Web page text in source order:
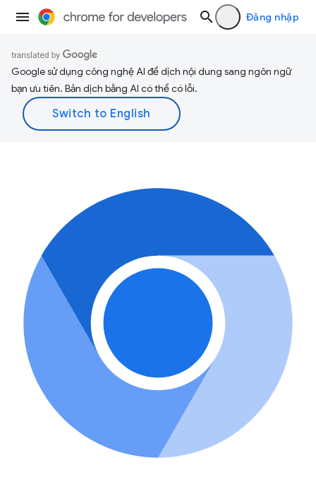
Đăng nhập
Google sử dụng công nghệ AI để dịch nội dung sang ngôn ngữ
bạn ưu tiên. Bản dịch bằng AI có thể có lỗi.